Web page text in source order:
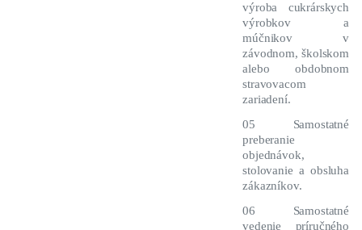
výroba cukrárskych
výrobkov a
múčnikov v
závodnom, školskom
alebo obdobnom
stravovacom
zariadení.
05 Samostatné
preberanie
objednávok,
stolovanie a obsluha
zákazníkov.
06 Samostatné
vedenie príručného